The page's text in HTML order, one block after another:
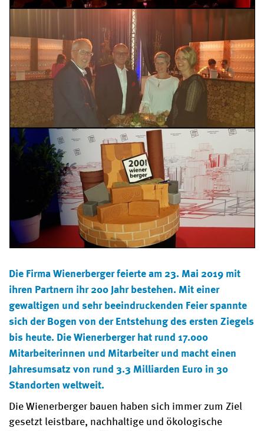
Die Firma Wienerberger feierte am 23. Mai 2019 mit
ihren Partnern ihr 200 Jahr bestehen. Mit einer
gewaltigen und sehr beeindruckenden Feier spannte
sich der Bogen von der Entstehung des ersten Ziegels
bis heute. Die Wienerberger hat rund 17.000
Mitarbeiterinnen und Mitarbeiter und macht einen
Jahresumsatz von rund 3.3 Milliarden Euro in 30
Standorten weltweit.
Die Wienerberger bauen haben sich immer zum Ziel
gesetzt leistbare, nachhaltige und ökologische